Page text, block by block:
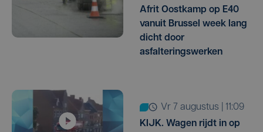
Afrit Oostkamp op E40
vanuit Brussel week lang
dicht door
asfalteringswerken
vr 7 augustus | 11:09
KIJK. Wagen rijdt in op